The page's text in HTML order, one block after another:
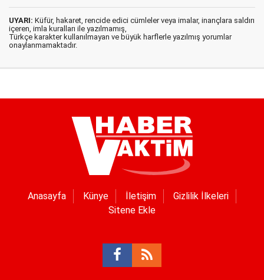
UYARI: Küfür, hakaret, rencide edici cümleler veya imalar, inançlara saldırı
içeren, imla kuralları ile yazılmamış,
Türkçe karakter kullanılmayan ve büyük harflerle yazılmış yorumlar
onaylanmamaktadır.
Anasayfa Künye İletişim
Gizlilik İlkeleri
Sitene Ekle